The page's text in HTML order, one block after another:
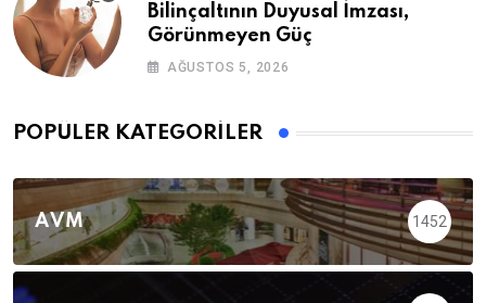
Bilinçaltının Duyusal İmzası,
Görünmeyen Güç
AĞUSTOS 5, 2026
POPÜLER KATEGORILER
AVM 1452